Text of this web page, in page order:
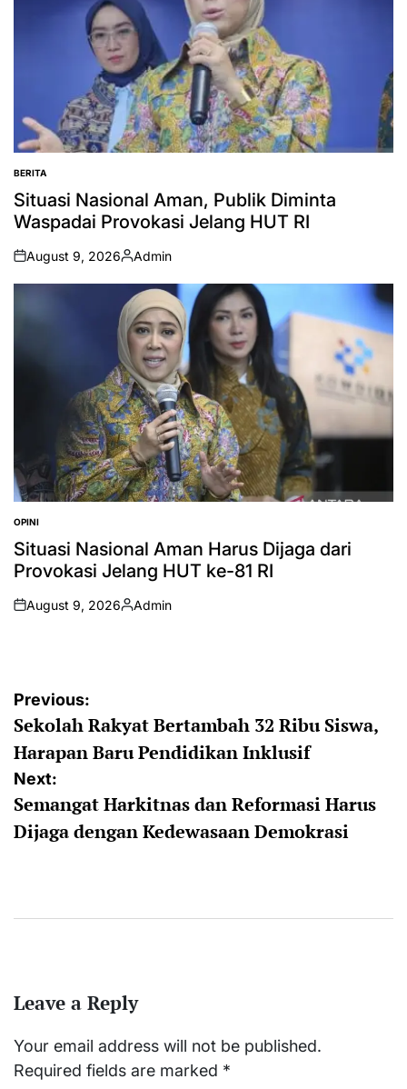
POSTED
IN
BERITA
Situasi Nasional Aman, Publik Diminta
Waspadai Provokasi Jelang HUT RI
on
August 9, 2026
Posted
by
Admin
POSTED
IN
OPINI
Situasi Nasional Aman Harus Dijaga dari
Provokasi Jelang HUT ke-81 RI
on
August 9, 2026
Posted
Admin
Post
navigation
Previous:
Sekolah Rakyat Bertambah 32 Ribu Siswa,
Harapan Baru Pendidikan Inklusif
Next:
Semangat Harkitnas dan Reformasi Harus
Dijaga dengan Kedewasaan Demokrasi
Leave a Reply
Your email address will not be published.
Required fields are marked *